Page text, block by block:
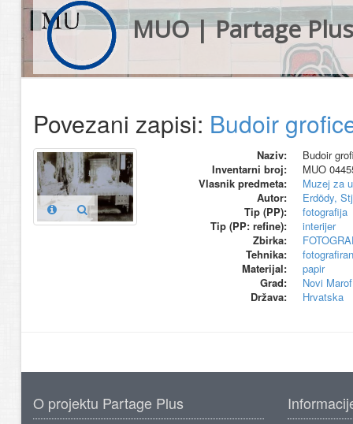
MUO | Partage Plus
Povezani zapisi: Budoir
Naziv:
Budoir
Inventarni broj:
MUO
Vlasnik predmeta:
Muzej za
Autor:
Erdödy,
Tip (PP):
fotografija
Tip (PP: refine):
interijer
Zbirka:
Tehnika:
Materijal:
papir
Grad:
Novi Marof
Država:
Hrvatska
O projektu Partage Plus